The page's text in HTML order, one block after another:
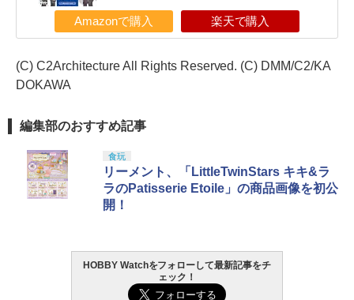
Amazonで購入 楽天で購入
(C) C2Architecture All Rights Reserved. (C) DMM/C2/KA
DOKAWA
編集部のおすすめ記事
食玩
リーメント、「LittleTwinStars キキ&ラ
ラのPatisserie Etoile」の商品画像を初公
開！
HOBBY Watchをフォローして最新記事をチ
ェック！